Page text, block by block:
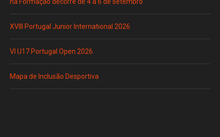
XVIII Portugal Junior International 2026
VI U17 Portugal Open 2026
Mapa de Inclusão Desportiva